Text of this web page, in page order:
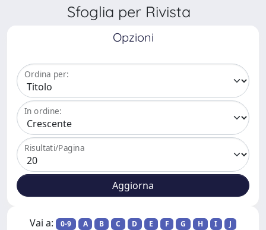
Sfoglia per Rivista
Opzioni
Ordina per:
In ordine:
Risultati/Pagina
Vai a: 0-9 A B C D E F G H I
J